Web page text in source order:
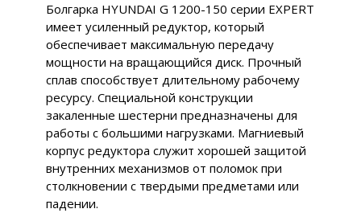
Болгарка HYUNDAI G 1200-150 серии EXPERT
имеет усиленный редуктор, который
обеспечивает максимальную передачу
мощности на вращающийся диск. Прочный
сплав способствует длительному рабочему
ресурсу. Специальной конструкции
закаленные шестерни предназначены для
работы с большими нагрузками. Магниевый
корпус редуктора служит хорошей защитой
внутренних механизмов от поломок при
столкновении с твердыми предметами или
падении.